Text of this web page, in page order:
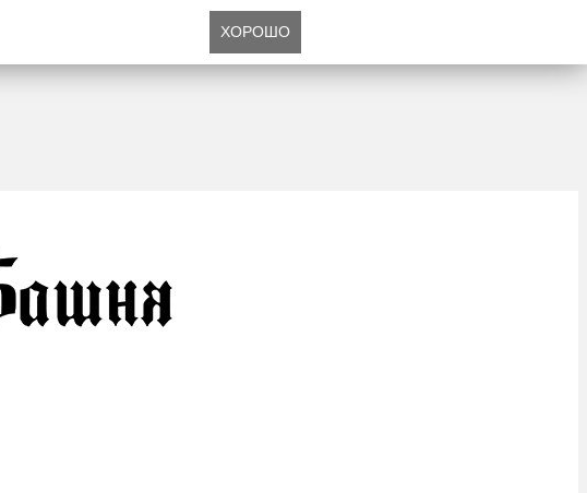
ХОРОШО